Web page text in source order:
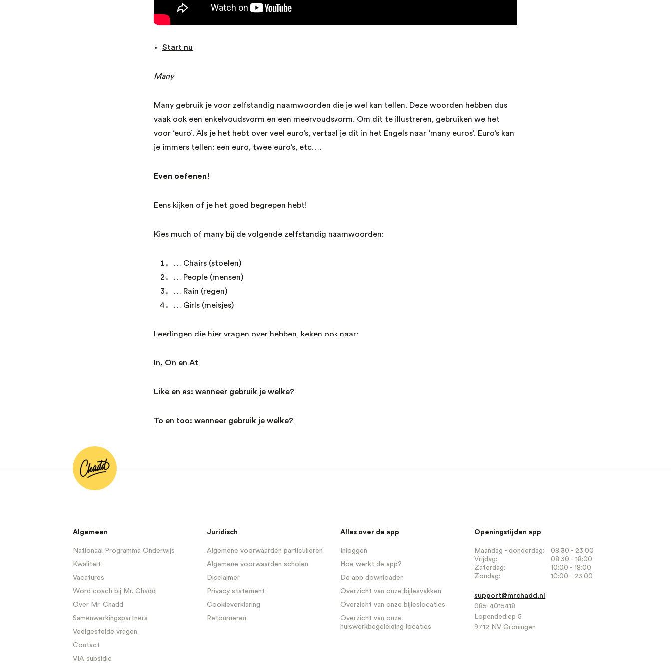
Start nu
Many
Many gebruik je voor zelfstandig naamwoorden die je wel kan tellen. Deze woorden hebben dus
vaak ook een enkelvoudsvorm en een meervoudsvorm. Om dit te illustreren, gebruiken we het
voor ‘euro’. Als je het hebt over veel euro’s, vertaal je dit in het Engels naar ‘many euros’. Euro’s kan
je immers tellen: een euro, twee euro’s, etc….
Even oefenen!
Eens kijken of je het goed begrepen hebt!
Kies much of many bij de volgende zelfstandig naamwoorden:
… Chairs (stoelen)
… People (mensen)
… Rain (regen)
… Girls (meisjes)
Leerlingen die hier vragen over hebben, keken ook naar:
In, On en At
Like en as: wanneer gebruik je welke?
To en too: wanneer gebruik je welke?
Algemeen
Nationaal Programma Onderwijs
Kwaliteit
Vacatures
Word coach bij Mr. Chadd
Over Mr. Chadd
Samenwerkingspartners
Veelgestelde vragen
Contact
VIA subsidie
Juridisch
Algemene voorwaarden particulieren
Algemene voorwaarden scholen
Disclaimer
Privacy statement
Cookieverklaring
Retourneren
Alles over de app
Inloggen
Hoe werkt de app?
De app downloaden
Overzicht van onze bijlesvakken
Overzicht van onze bijleslocaties
Overzicht van onze
huiswerkbegeleiding locaties
Openingstijden app
Maandag - donderdag:
08:30 - 23:00
Vrijdag:
08:30 - 18:00
Zaterdag:
10:00 - 18:00
Zondag:
10:00 - 23:00
support@mrchadd.nl
085-4015418
Lopendediep 5
9712 NV Groningen